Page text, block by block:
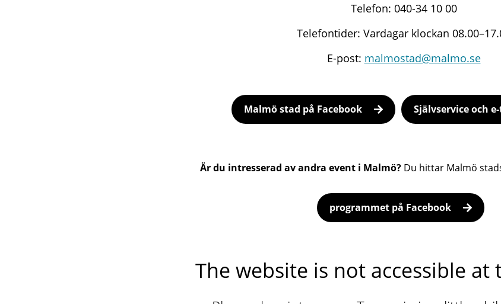
Telefon: 040-34 10 00
Telefontider: Vardagar klockan
E-post: malmostad@malmo.se
Malmö stad på Facebook Självservice och
Är du intresserad av andra event i Malmö? Du hittar Malmö
programmet på Facebook
The website is not accessible